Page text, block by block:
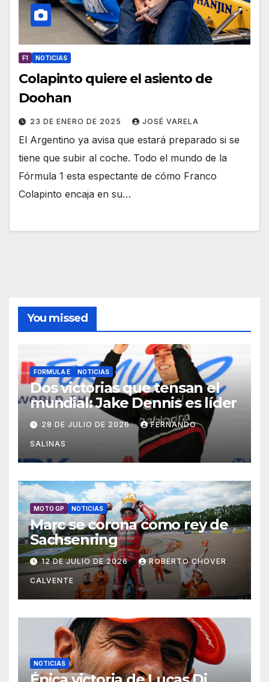
F1 NOTICIAS
Colapinto quiere el asiento de
Doohan
23 DE ENERO DE 2025 JOSÉ VARELA
El Argentino ya avisa que estará preparado si se
tiene que subir al coche. Todo el mundo de la
Fórmula 1 esta espectante de cómo Franco
Colapinto encaja en su…
You missed
FORMULA E NOTICIAS
Dos victorias que tensan el
mundial: Jake Dennis es líder
28 DE JULIO DE 2026 FERNANDO
SALINAS
MOTO GP NOTICIAS
Marc se corona como rey de
Sachsenring
12 DE JULIO DE 2026 ROBERTO CHOVER
CALVENTE
NOTICIAS